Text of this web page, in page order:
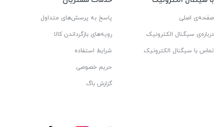
صفحه‌ی اصلی
درباره‌ی سیگنال الکترونیک
تماس با سیگنال الکترونیک
پاسخ به پرسش‌های متداول
رویه‌های بازگرداندن کالا
شرایط استفاده
حریم خصوصی
گزارش باگ